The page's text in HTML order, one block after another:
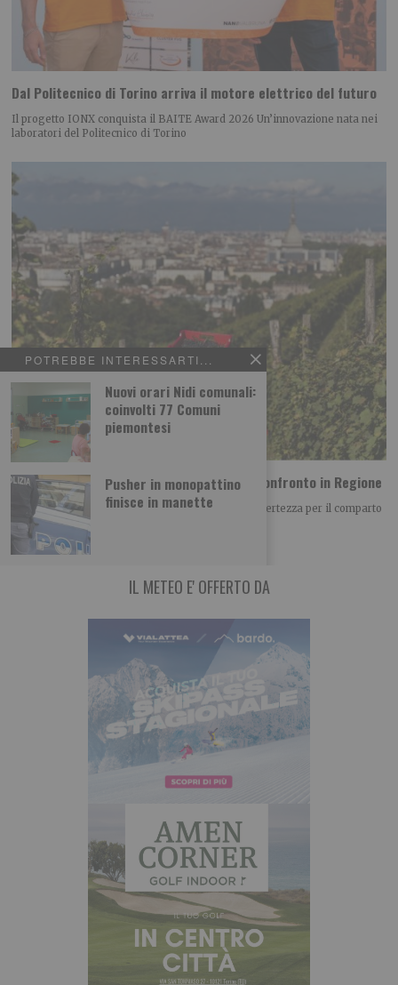
POTREBBE INTERESSARTI...
Nuovi orari Nidi comunali:
coinvolti 77 Comuni
piemontesi
Pusher in monopattino
finisce in manette
Dal Politecnico di Torino arriva il motore elettrico del futuro
Il progetto IONX conquista il BAITE Award 2026 Un’innovazione nata nei
laboratori del Politecnico di Torino
Vino piemontese e clima: le richieste dal confronto in Regione
Il clima è diventato uno dei principali fattori di incertezza per il comparto
vitivinicolo piemontese, non
IL METEO E' OFFERTO DA